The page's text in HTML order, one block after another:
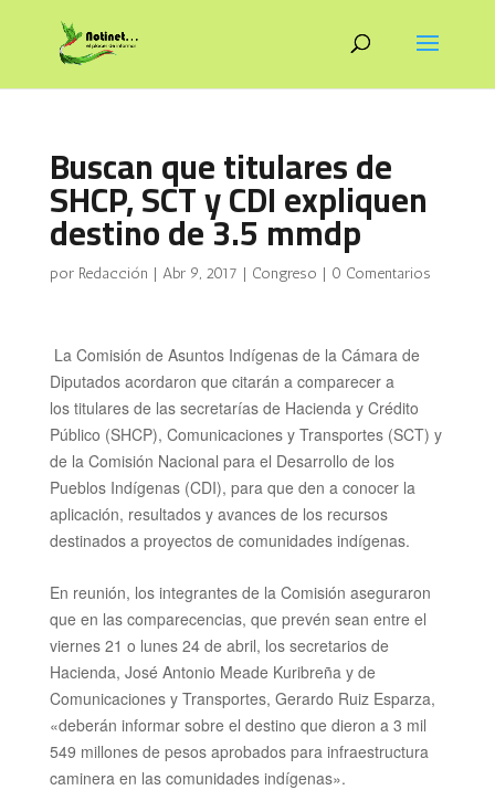
Buscan que titulares de
SHCP, SCT y CDI expliquen
destino de 3.5 mmdp
por Redacción | Abr 9, 2017 | Congreso | 0 Comentarios
La Comisión de Asuntos Indígenas de la Cámara de
Diputados acordaron que citarán a comparecer a
los titularesde las secretarías de Hacienda y Crédito
Público (SHCP), Comunicaciones y Transportes (SCT) y
de la Comisión Nacional para el Desarrollo de los
Pueblos Indígenas (CDI), para que den a conocer la
aplicación, resultados y avances de los recursos
destinados a proyectos de comunidadesindígenas.
En reunión, los integrantes de la Comisión aseguraron
que en las comparecencias, que prevén sean entre el
viernes 21 o lunes 24 de abril, los secretarios de
Hacienda, José Antonio Meade Kuribreña y de
Comunicaciones y Transportes, Gerardo Ruiz Esparza,
«deberán informar sobre el destino que dieron a 3 mil
549 millones de pesos aprobados para infraestructura
caminera en las comunidades indígenas».